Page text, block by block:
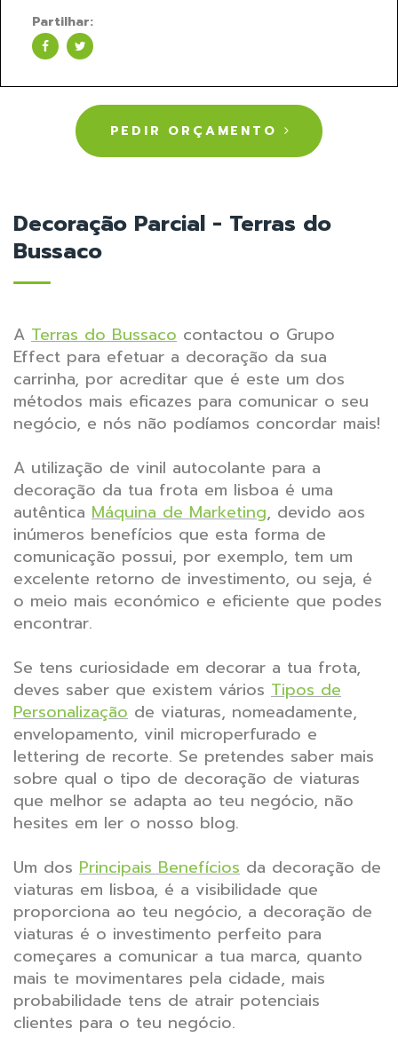
Partilhar:
PEDIR ORÇAMENTO
Decoração Parcial - Terras do
Bussaco
A Terras do Bussaco contactou o Grupo
Effect para efetuar a decoração da sua
carrinha, por acreditar que é este um dos
métodos mais eficazes para comunicar o seu
negócio, e nós não podíamos concordar mais!
A utilização de vinil autocolante para a
decoração da tua frota em lisboa é uma
autêntica Máquina de Marketing, devido aos
inúmeros benefícios que esta forma de
comunicação possui, por exemplo, tem um
excelente retorno de investimento, ou seja, é
o meio mais económico e eficiente que podes
encontrar.
Se tens curiosidade em decorar a tua frota,
deves saber que existem vários Tipos de
Personalização de viaturas, nomeadamente,
envelopamento, vinil microperfurado e
lettering de recorte. Se pretendes saber mais
sobre qual o tipo de decoração de viaturas
que melhor se adapta ao teu negócio, não
hesites em ler o nosso blog.
Um dos Principais Benefícios da decoração de
viaturas em lisboa, é a visibilidade que
proporciona ao teu negócio, a decoração de
viaturas é o investimento perfeito para
começares a comunicar a tua marca, quanto
mais te movimentares pela cidade, mais
probabilidade tens de atrair potenciais
clientes para o teu negócio.